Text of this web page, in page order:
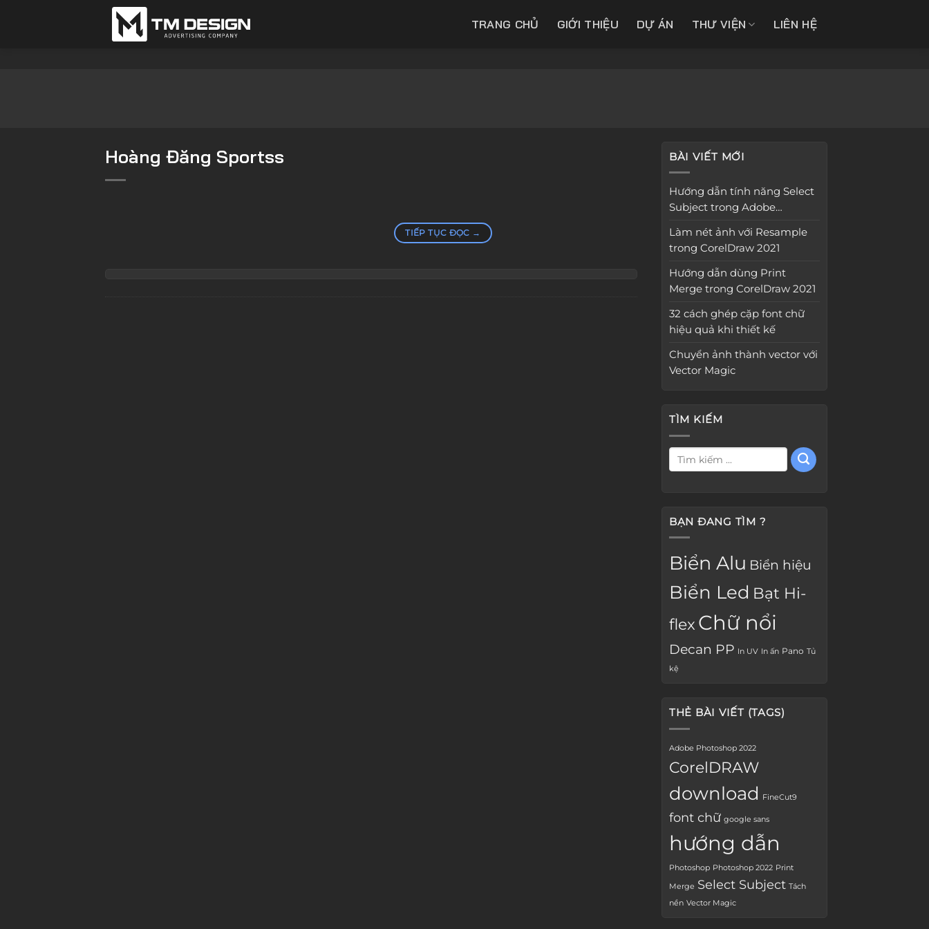
TRANG CHỦ GIỚI THIỆU DỰ ÁN THƯ VIỆN LIÊN HỆ
Hoàng Đăng Sportss
TIẾP TỤC ĐỌC →
BÀI VIẾT MỚI
Hướng dẫn tính năng Select
Subject trong Adobe
Làm nét ảnh với Resample
trong CorelDraw 2021
Hướng dẫn dùng Print
Merge trong CorelDraw 2021
32 cách ghép cặp font chữ
hiệu quả khi thiết kế
Chuyển ảnh thành vector với
Vector Magic
TÌM KIẾM
BẠN ĐANG TÌM ?
Biển Alu Biển hiệu
Biển Led Bạt Hi-
flex Chữ nổi
Decan PP In UV In ấn Pano Tủ
kệ
THẺ BÀI VIẾT (TAGS)
Adobe Photoshop 2022
CorelDRAW
download FineCut9
font chữ google sans
hướng dẫn
Photoshop Photoshop 2022 Print
Merge Select Subject Tách
nền Vector Magic